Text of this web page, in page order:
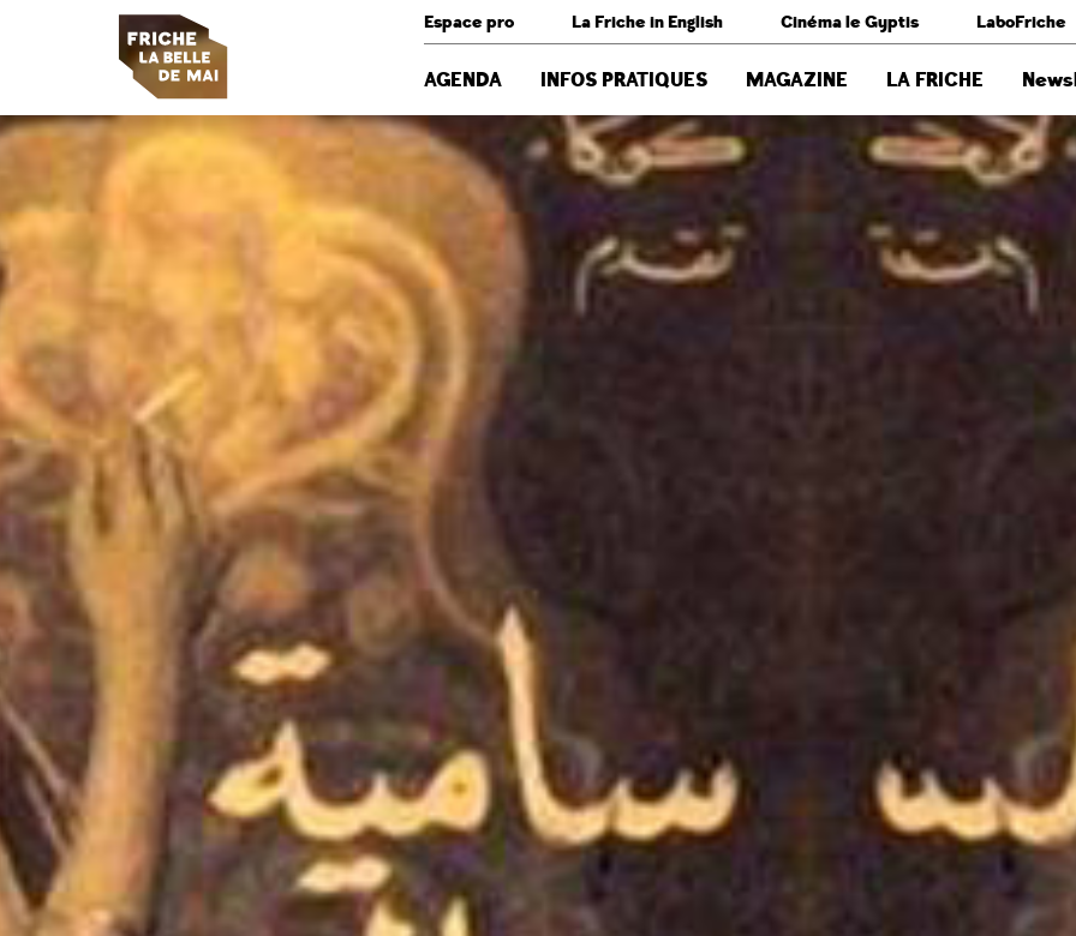
Espace pro La Friche in English Cinéma le Gyptis LaboFriche
AGENDA INFOS PRATIQUES MAGAZINE LA FRICHE
Panneau de gestion des cookies